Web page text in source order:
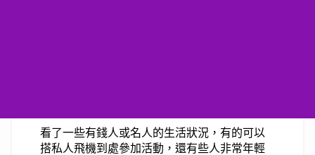
看了一些有錢人或名人的生活狀況，有的可以
搭私人飛機到處參加活動，還有些人非常年輕